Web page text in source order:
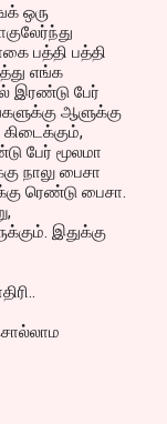
ஒரு
பத்தி பத்தி
எங்க
இரண்டு பேர்
ஆளுக்கு
பேர் மூலமா
நாலு பைசா
ரெண்டு பைசா.
இதுக்கு